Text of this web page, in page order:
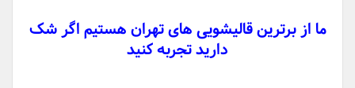
ما از برترین قالیشویی های تهران هستیم اگر شک
دارید تجربه کنید